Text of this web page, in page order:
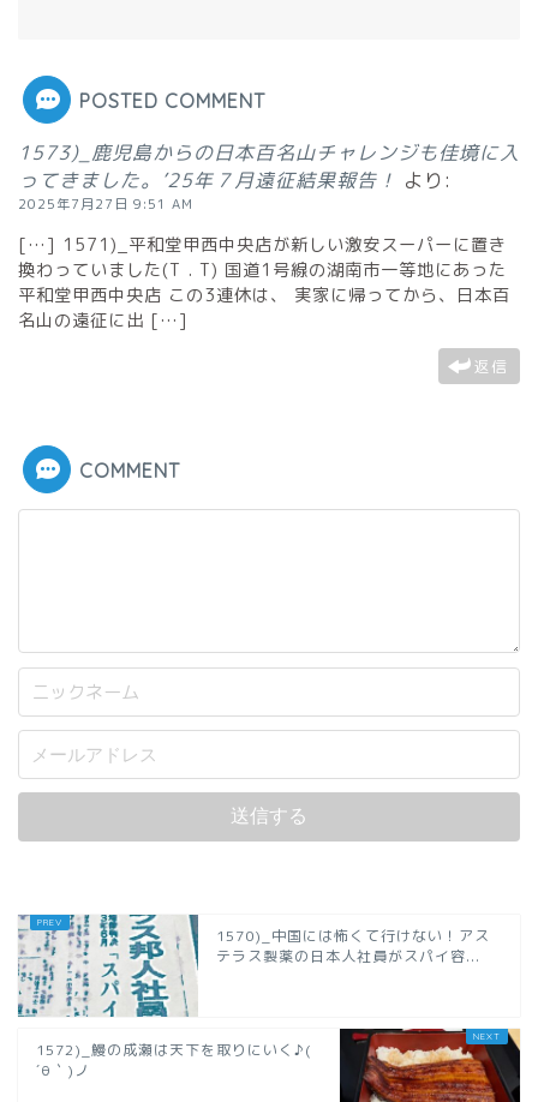
POSTED COMMENT
1573)_鹿児島からの日本百名山チャレンジも佳境に入
ってきました。’25年７月遠征結果報告！ より:
2025年7月27日 9:51 AM
[…] 1571)_平和堂甲西中央店が新しい激安スーパーに置き
換わっていました(T . T) 国道1号線の湖南市一等地にあった
平和堂甲西中央店 この3連休は、 実家に帰ってから、日本百
名山の遠征に出 […]
返信
COMMENT
1570)_中国には怖くて行けない！アス
テラス製薬の日本人社員がスパイ容...
1572)_鰻の成瀬は天下を取りにいく♪(
´θ｀)ノ